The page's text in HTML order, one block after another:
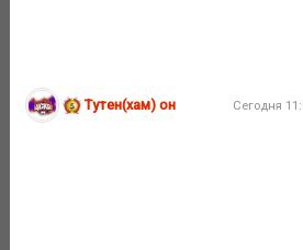
Тутен(хам) он Сегодня